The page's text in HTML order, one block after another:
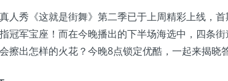
人秀《这就是街舞》第二季已于上周精彩上线，
冠军宝座！而在今晚播出的下半场海选中，四条街
擦出怎样的火花？今晚8点锁定优酷，一起来揭晓